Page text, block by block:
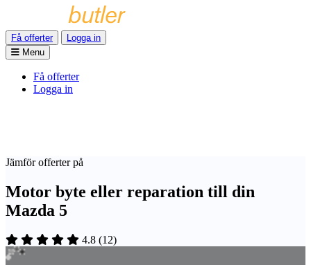
Få offerter
Logga in
Menu
Få offerter
Logga in
Jämför offerter på
Motor byte eller reparation till din
Mazda 5
4.8 (12)